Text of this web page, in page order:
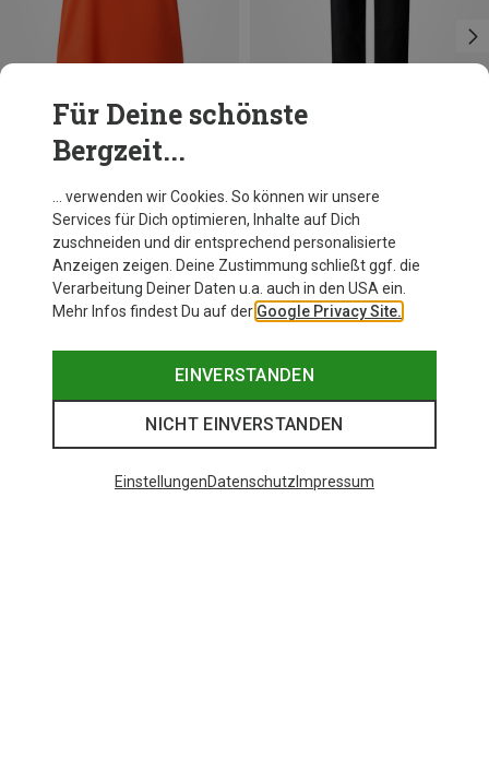
The North Face
Damen Lightbright Graphic Top
L
The North Face
Herren Beta Utility Belted Hose
104,95 €
Für Deine schönste
Bergzeit...
… verwenden wir Cookies. So können wir unsere
Services für Dich optimieren, Inhalte auf Dich
zuschneiden und dir entsprechend personalisierte
Anzeigen zeigen. Deine Zustimmung schließt ggf. die
Verarbeitung Deiner Daten u.a. auch in den USA ein.
Mehr Infos findest Du auf der Google Privacy Site.
EINVERSTANDEN
NICHT EINVERSTANDEN
EinstellungenDatenschutz Impressum